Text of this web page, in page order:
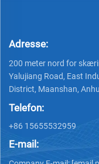
Adresse:
200 meter nord for
Yalujiang Road, East
District, Maanshan,
Telefon:
+86 15655532959
E-mail: